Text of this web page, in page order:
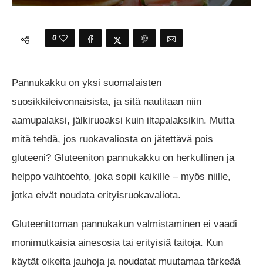
0
Pannukakku on yksi suomalaisten
suosikkileivonnaisista, ja sitä nautitaan niin
aamupalaksi, jälkiruoaksi kuin iltapalaksikin. Mutta
mitä tehdä, jos ruokavaliosta on jätettävä pois
gluteeni? Gluteeniton pannukakku on herkullinen ja
helppo vaihtoehto, joka sopii kaikille – myös niille,
jotka eivät noudata erityisruokavaliota.
Gluteenittoman pannukakun valmistaminen ei vaadi
monimutkaisia ainesosia tai erityisiä taitoja. Kun
käytät oikeita jauhoja ja noudatat muutamaa tärkeää